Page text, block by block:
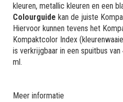
kleuren, metallic kleuren en een
Colourguide kan de juiste
Hiervoor kunnen tevens het
Kompaktcolor Index
is verkrijgbaar in een spuitbus
ml.
Meer informatie